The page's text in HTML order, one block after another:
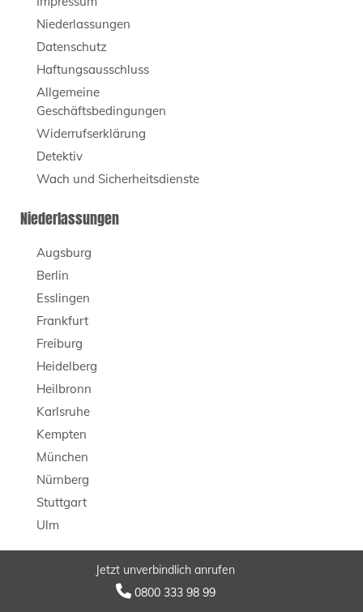
Jetzt unverbindlich anrufen
0800 333 98 99
Niederlassungen
Datenschutz
Haftungsausschluss
Allgemeine
Geschäftsbedingungen
Widerrufserklärung
Detektiv
Wach und Sicherheitsdienste
Niederlassungen
Augsburg
Berlin
Esslingen
Frankfurt
Freiburg
Heidelberg
Heilbronn
Karlsruhe
Kempten
München
Nürnberg
Stuttgart
Ulm
© 2026 LB Detektei